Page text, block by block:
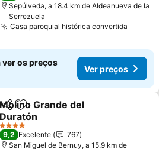
Sepúlveda, a 18.4 km de Aldeanueva de la
Serrezuela
Casa paroquial histórica convertida
ver os preços
Ver preços
PartilharAdicionar aos favoritos
Molino Grande del
Duratón
Ver preços
4 Estrelas
9,2 Excelente
767
San Miguel de Bernuy, a 15.9 km de